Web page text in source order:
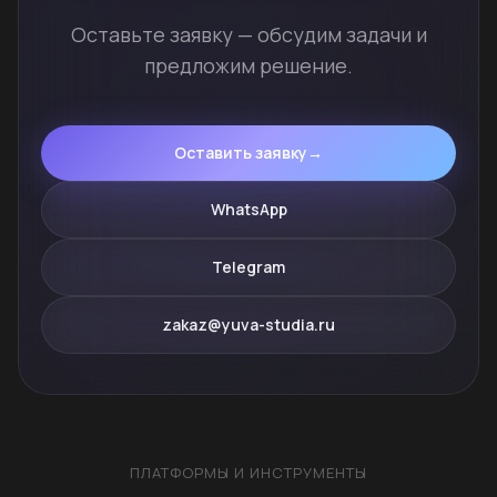
Оставьте заявку — обсудим задачи и
предложим решение.
Оставить заявку →
WhatsApp
Telegram
zakaz@yuva-studia.ru
ПЛАТФОРМЫ И ИНСТРУМЕНТЫ